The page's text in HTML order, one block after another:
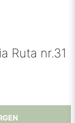
Ruta nr.31